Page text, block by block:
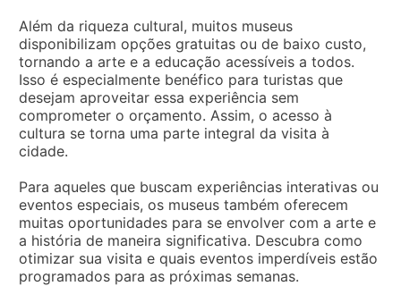
Além da riqueza cultural, muitos museus
disponibilizam opções gratuitas ou de baixo custo,
tornando a arte e a educação acessíveis a todos.
Isso é especialmente benéfico para turistas que
desejam aproveitar essa experiência sem
comprometer o orçamento. Assim, o acesso à
cultura se torna uma parte integral da visita à
cidade.
Para aqueles que buscam experiências interativas ou
eventos especiais, os museus também oferecem
muitas oportunidades para se envolver com a arte e
a história de maneira significativa. Descubra como
otimizar sua visita e quais eventos imperdíveis estão
programados para as próximas semanas.